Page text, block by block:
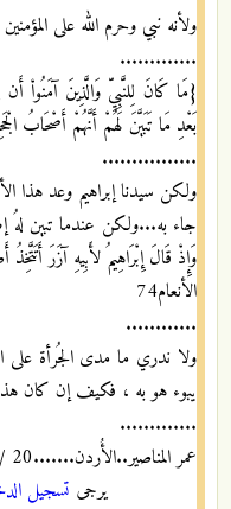
ولأنه نبي وحرم الله على
.............
{مَا كَانَ لِلنَّبِيِّ وَالَّذِينَ آمَنُواْ
بَعْدِ مَا تَبَيَّنَ لَهُمْ أَنَّهُمْ أَصْحَابُ الْجَحِيمِ
................
ولكن سيدنا إبراهيم وعد هذا
جاء به...ولكن عندما تبين لهُ
وَإِذْ قَالَ إِبْرَاهِيمُ لأَبِيهِ آزَرَ
الأنعام74
............
ولا ندري ما مدى الجُرأة على
يبوء هو به ، فكيف إن كان هذا
.............
عمر المناصير..الأُردن.......20 / 12 / 2019
يرجى تسجيل